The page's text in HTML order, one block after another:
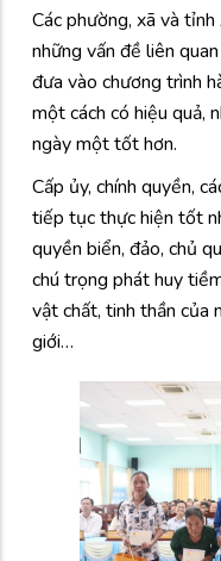
Các phường, xã và
những vấn đề liên
đưa vào chương trình
một cách có hiệu quả,
ngày một tốt hơn.
Cấp ủy, chính quyền,
tiếp tục thực hiện tốt
quyền biển, đảo, chủ
chú trọng phát huy
vật chất, tinh thần của
giới…